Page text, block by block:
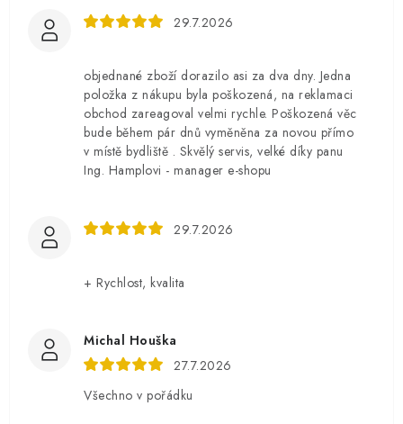
29.7.2026
objednané zboží dorazilo asi za dva dny. Jedna
položka z nákupu byla poškozená, na reklamaci
obchod zareagoval velmi rychle. Poškozená věc
bude během pár dnů vyměněna za novou přímo
v místě bydliště . Skvělý servis, velké díky panu
Ing. Hamplovi - manager e-shopu
29.7.2026
+ Rychlost, kvalita
Michal Houška
27.7.2026
Všechno v pořádku